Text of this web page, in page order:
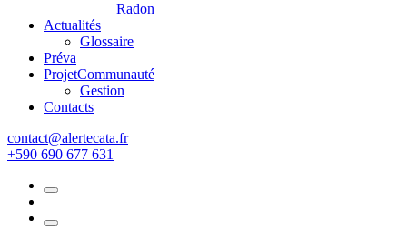
Radon
Actualités
Glossaire
Préva
ProjetCommunauté
Gestion
Contacts
rf.atacetrela@tcatnoc
+590 690 677 631